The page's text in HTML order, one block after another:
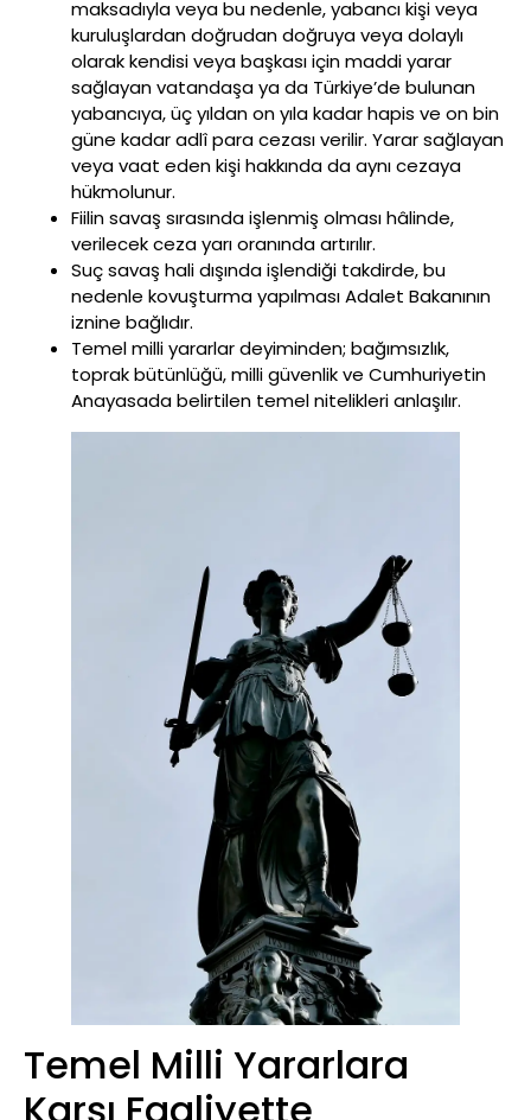
maksadıyla veya bu nedenle, yabancı kişi veya
kuruluşlardan doğrudan doğruya veya dolaylı
olarak kendisi veya başkası için maddi yarar
sağlayan vatandaşa ya da Türkiye’de bulunan
yabancıya, üç yıldan on yıla kadar hapis ve on bin
güne kadar adlî para cezası verilir. Yarar sağlayan
veya vaat eden kişi hakkında da aynı cezaya
hükmolunur.
Fiilin savaş sırasında işlenmiş olması hâlinde,
verilecek ceza yarı oranında artırılır.
Suç savaş hali dışında işlendiği takdirde, bu
nedenle kovuşturma yapılması Adalet Bakanının
iznine bağlıdır.
Temel milli yararlar deyiminden; bağımsızlık,
toprak bütünlüğü, milli güvenlik ve Cumhuriyetin
Anayasada belirtilen temel nitelikleri anlaşılır.
Temel Milli Yararlara